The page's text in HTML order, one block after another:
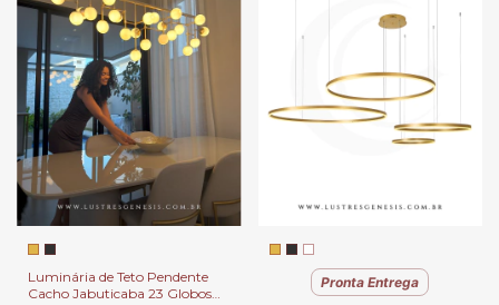
Luminária de Teto Pendente
Cacho Jabuticaba 23 Globos
Pronta Entrega